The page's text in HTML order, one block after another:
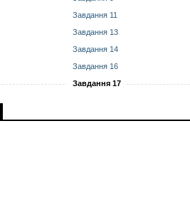
Завдання 11
Завдання 13
Завдання 14
Завдання 16
Завдання 17